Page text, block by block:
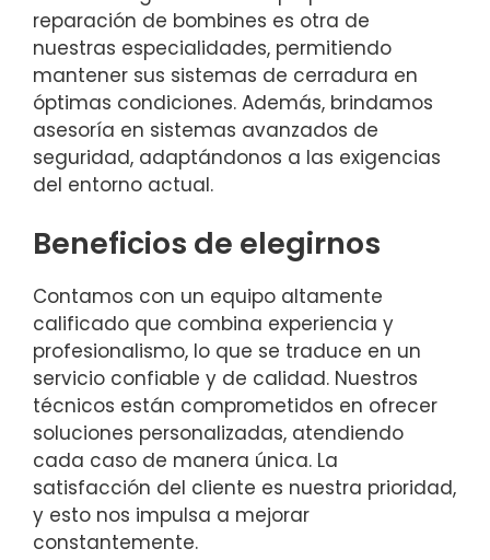
reparación de bombines es otra de
nuestras especialidades, permitiendo
mantener sus sistemas de cerradura en
óptimas condiciones. Además, brindamos
asesoría en sistemas avanzados de
seguridad, adaptándonos a las exigencias
del entorno actual.
Beneficios de elegirnos
Contamos con un equipo altamente
calificado que combina experiencia y
profesionalismo, lo que se traduce en un
servicio confiable y de calidad. Nuestros
técnicos están comprometidos en ofrecer
soluciones personalizadas, atendiendo
cada caso de manera única. La
satisfacción del cliente es nuestra prioridad,
y esto nos impulsa a mejorar
constantemente.